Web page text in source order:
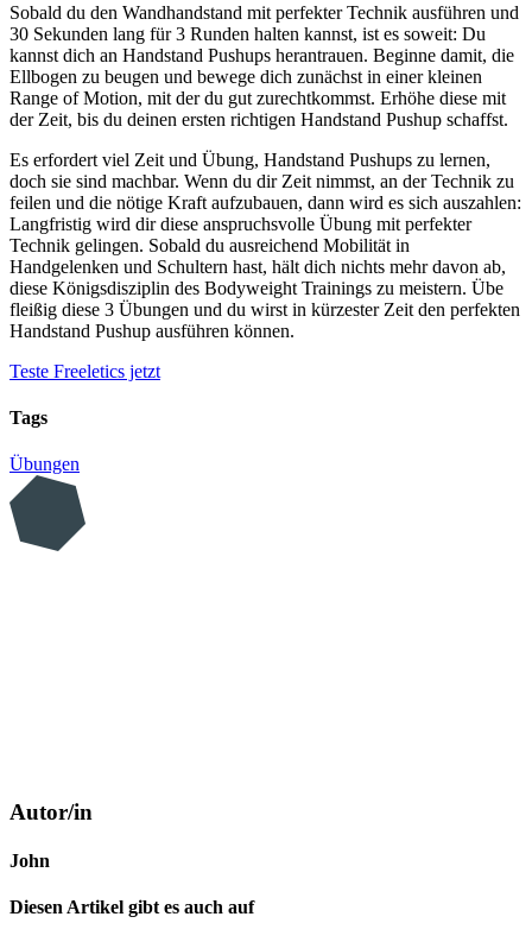
Sobald du den Wandhandstand mit perfekter Technik ausführen und
30 Sekunden lang für 3 Runden halten kannst, ist es soweit: Du
kannst dich an Handstand Pushups herantrauen. Beginne damit, die
Ellbogen zu beugen und bewege dich zunächst in einer kleinen
Range of Motion, mit der du gut zurechtkommst. Erhöhe diese mit
der Zeit, bis du deinen ersten richtigen Handstand Pushup schaffst.
Es erfordert viel Zeit und Übung, Handstand Pushups zu lernen,
doch sie sind machbar. Wenn du dir Zeit nimmst, an der Technik zu
feilen und die nötige Kraft aufzubauen, dann wird es sich auszahlen:
Langfristig wird dir diese anspruchsvolle Übung mit perfekter
Technik gelingen. Sobald du ausreichend Mobilität in
Handgelenken und Schultern hast, hält dich nichts mehr davon ab,
diese Königsdisziplin des Bodyweight Trainings zu meistern. Übe
fleißig diese 3 Übungen und du wirst in kürzester Zeit den perfekten
Handstand Pushup ausführen können.
Teste Freeletics jetzt
Tags
Übungen
Autor/in
John
Diesen Artikel gibt es auch auf